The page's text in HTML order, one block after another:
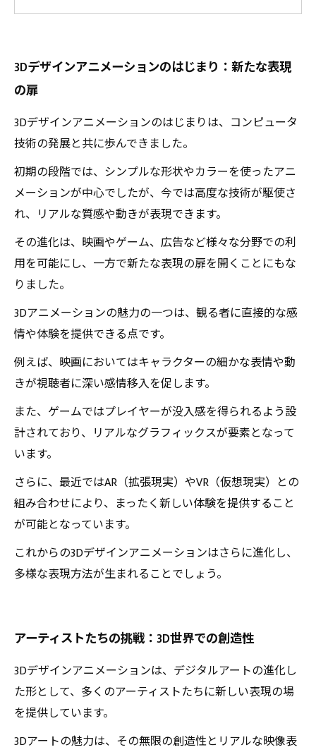
専門家から学ぶ！ 3Dデザインのノウハウ
の第一歩
3Dデザインアニメーションのはじまり：新たな表現
の扉
3Dデザインアニメーションのはじまりは、コンピュータ
技術の発展と共に歩んできました。
初期の段階では、シンプルな形状やカラーを使ったアニ
メーションが中心でしたが、今では高度な技術が駆使さ
れ、リアルな質感や動きが表現できます。
その進化は、映画やゲーム、広告など様々な分野での利
用を可能にし、一方で新たな表現の扉を開くことにもな
りました。
3Dアニメーションの魅力の一つは、観る者に直接的な感
情や体験を提供できる点です。
例えば、映画においてはキャラクターの細かな表情や動
きが視聴者に深い感情移入を促します。
また、ゲームではプレイヤーが没入感を得られるよう設
計されており、リアルなグラフィックスが要素となって
います。
さらに、最近ではAR（拡張現実）やVR（仮想現実）との
組み合わせにより、まったく新しい体験を提供すること
が可能となっています。
これからの3Dデザインアニメーションはさらに進化し、
多様な表現方法が生まれることでしょう。
アーティストたちの挑戦：3D世界での創造性
3Dデザインアニメーションは、デジタルアートの進化し
た形として、多くのアーティストたちに新しい表現の場
を提供しています。
3Dアートの魅力は、その無限の創造性とリアルな映像表